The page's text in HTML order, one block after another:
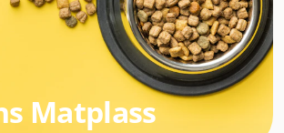
Matplass